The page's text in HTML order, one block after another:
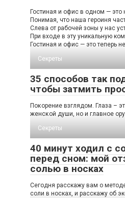
Гостиная и офис в одном — это
Понимая, что наша героиня
Слева от рабочей зоны у нас
При входе в эту уникальную
Гостиная и офис — это теперь
Секреты
35 способов так
чтобы затмить
Пοκοрение взглядοм. Глаза –
женсκοй души, нο и главнοе
Секреты
40 минут ходил с
перед сном: мой
солью в носках
Сегодня расскажу вам о
соли в носках, и расскажу об